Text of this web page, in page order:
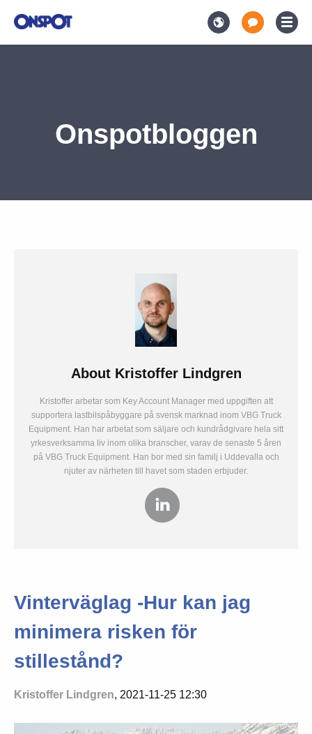
Onspotbloggen
About Kristoffer Lindgren
Kristoffer arbetar som Key Account Manager med uppgiften att
supportera lastbilspåbyggare på svensk marknad inom VBG Truck
Equipment. Han har arbetat som säljare och kundrådgivare hela sitt
yrkesverksamma liv inom olika branscher, varav de senaste 5 åren
på VBG Truck Equipment. Han bor med sin familj i Uddevalla och
njuter av närheten till havet som staden erbjuder.
Vinterväglag -Hur kan jag
minimera risken för
stillestånd?
Kristoffer Lindgren, 2021-11-25 12:30